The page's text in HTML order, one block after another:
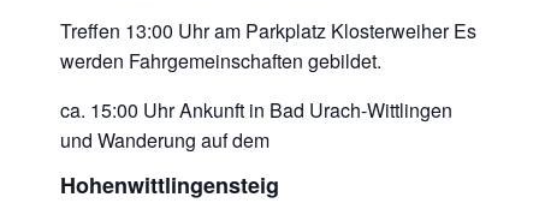
Treffen 13:00 Uhr am Parkplatz Klosterweiher Es
werden Fahrgemeinschaften gebildet.
ca. 15:00 Uhr Ankunft in Bad Urach-Wittlingen
und Wanderung auf dem
Hohenwittlingensteig